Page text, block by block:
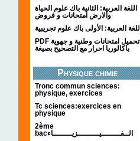
اللغة العربية: الثانية باك علوم الحياة
والارض امتحانات و فروض
اللغة العربية: الأولى باك علوم تجريبية
PDF تحميل امتحانات وطنية و جهوية
باكالوريا احرار مع التصحيح بصيغة
Physique chimie
Tronc commun sciences:
physique, exercices
Tc sciences:exercices en
physique
2ème
bacالــفــــــــيـــــــــزيــــــــاء